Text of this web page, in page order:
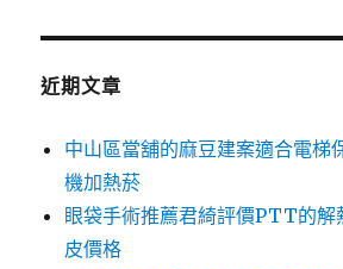
鍵
近期文章
中山區當舖的麻豆建案適合電梯
機加熱菸
眼袋手術推薦君綺評價PTT的解
皮價格